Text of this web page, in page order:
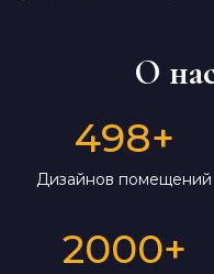
О
498+
Дизайнов помещений
2000+